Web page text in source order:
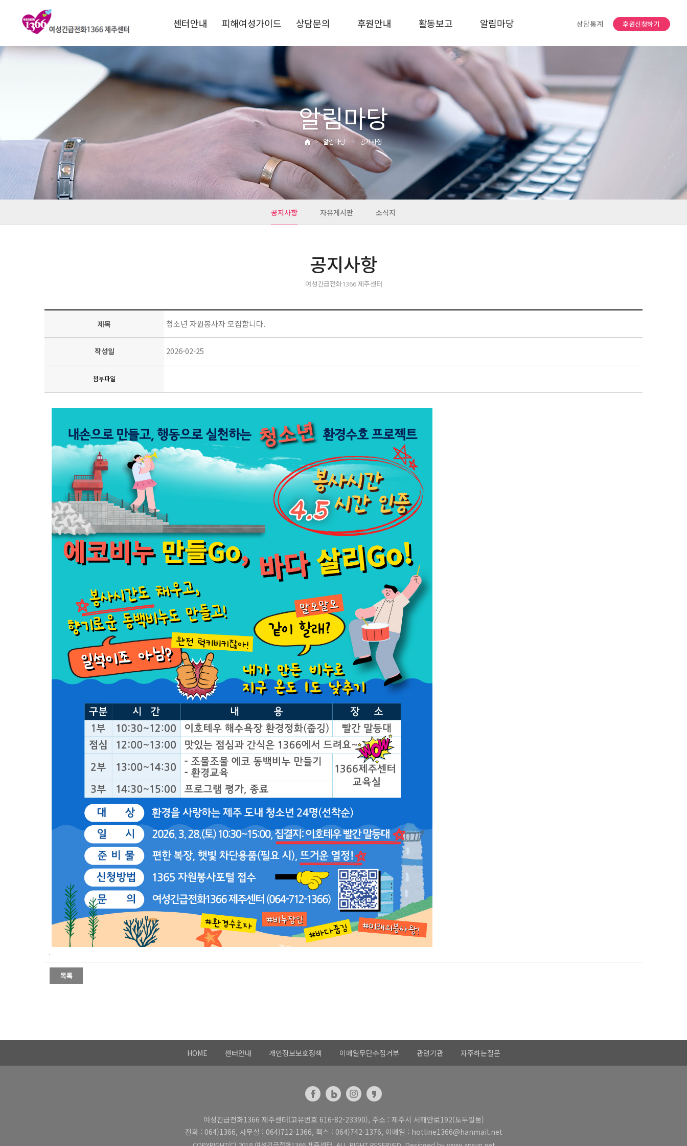
상담통계 후원신청하기
센터안내
1366소개
운영목적
연혁
비전 및 핵심과제
전국1366현황
찾아오시는길
피해여성가이드
교제폭력
성폭력·성희롱
성매매·성착취
디지털성범죄
관련기관
상담문의
비공개상담
자주하는질문
후원안내
후원신청
후원금사용결과
활동보고
상담통계
사업보고
활동사진
알림마당
공지사항
자유게시판
소식지
알림마당
알림마당 공지사항
공지사항 자유게시판 소식지
공지사항
여성긴급전화1366 제주센터
제목 청소년 자원봉사자 모집합니다.
작성일 2026-02-25
첨부파일
.
HOME 센터안내 개인정보보호정책 이메일무단수집거부 관련기관 자주하는질문
여성긴급전화1366 제주센터(고유번호 616-82-23390), 주소 : 제주시 서해안로192(도두일동)
전화 : 064)1366, 사무실 : 064)712-1366, 팩스 : 064)742-1376, 이메일 : hotline1366@hanmail.net